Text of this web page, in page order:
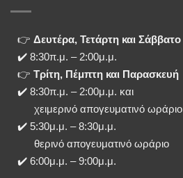
👉 Δευτέρα, Τετάρτη και Σάββατο
✔️ 8:30π.μ. – 2:00μ.μ.
👉 Τρίτη, Πέμπτη και Παρασκευή
✔️ 8:30π.μ. – 2:00μ.μ. και
χειμερινό απογευματινό ωράριο
✔️ 5:30μ.μ. – 8:30μ.μ.
θερινό απογευματινό ωράριο
✔️ 6:00μ.μ. – 9:00μ.μ.